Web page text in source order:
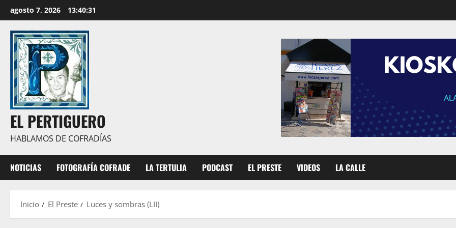
al
contenido
agosto 7, 2026 13:40:32
EL PERTIGUERO
HABLAMOS DE COFRADÍAS
NOTICIAS FOTOGRAFÍA COFRADE LA TERTULIA PODCAST EL PRESTE VIDEOS LA CALLE
Inicio El Preste Luces y sombras (LII)